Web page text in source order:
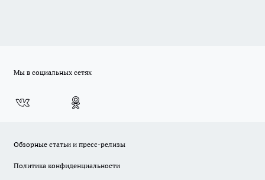
Мы в социальных сетях
Обзорные статьи и пресс-релизы
Политика конфиденциальности